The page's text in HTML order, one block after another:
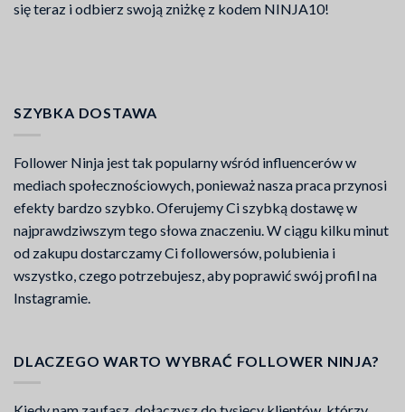
się teraz i odbierz swoją zniżkę z kodem NINJA10!
SZYBKA DOSTAWA
Follower Ninja jest tak popularny wśród influencerów w
mediach społecznościowych, ponieważ nasza praca przynosi
efekty bardzo szybko. Oferujemy Ci szybką dostawę w
najprawdziwszym tego słowa znaczeniu. W ciągu kilku minut
od zakupu dostarczamy Ci followersów, polubienia i
wszystko, czego potrzebujesz, aby poprawić swój profil na
Instagramie.
DLACZEGO WARTO WYBRAĆ FOLLOWER NINJA?